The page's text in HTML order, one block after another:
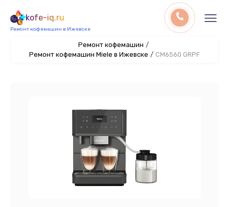
kofe-iq.ru
Ремонт кофемашин в Ижевске
Ремонт кофемашин /
Ремонт кофемашин Miele в Ижевске / CM6560 GRPF